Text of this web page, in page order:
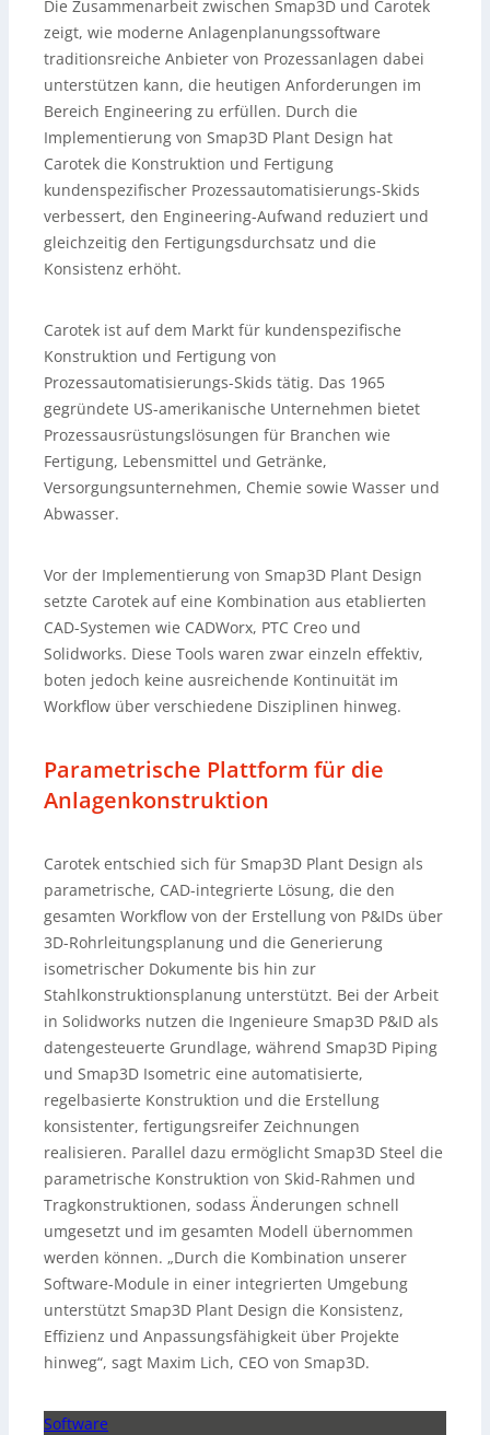
Die Zusammenarbeit zwischen Smap3D und Carotek
zeigt, wie moderne Anlagenplanungssoftware
traditionsreiche Anbieter von Prozessanlagen dabei
unterstützen kann, die heutigen Anforderungen im
Bereich Engineering zu erfüllen. Durch die
Implementierung von Smap3D Plant Design hat
Carotek die Konstruktion und Fertigung
kundenspezifischer Prozessautomatisierungs-Skids
verbessert, den Engineering-Aufwand reduziert und
gleichzeitig den Fertigungsdurchsatz und die
Konsistenz erhöht.
Carotek ist auf dem Markt für kundenspezifische
Konstruktion und Fertigung von
Prozessautomatisierungs-Skids tätig. Das 1965
gegründete US-amerikanische Unternehmen bietet
Prozessausrüstungslösungen für Branchen wie
Fertigung, Lebensmittel und Getränke,
Versorgungsunternehmen, Chemie sowie Wasser und
Abwasser.
Vor der Implementierung von Smap3D Plant Design
setzte Carotek auf eine Kombination aus etablierten
CAD-Systemen wie CADWorx, PTC Creo und
Solidworks. Diese Tools waren zwar einzeln effektiv,
boten jedoch keine ausreichende Kontinuität im
Workflow über verschiedene Disziplinen hinweg.
Parametrische Plattform für die
Anlagenkonstruktion
Carotek entschied sich für Smap3D Plant Design als
parametrische, CAD-integrierte Lösung, die den
gesamten Workflow von der Erstellung von P&IDs über
3D-Rohrleitungsplanung und die Generierung
isometrischer Dokumente bis hin zur
Stahlkonstruktionsplanung unterstützt. Bei der Arbeit
in Solidworks nutzen die Ingenieure Smap3D P&ID als
datengesteuerte Grundlage, während Smap3D Piping
und Smap3D Isometric eine automatisierte,
regelbasierte Konstruktion und die Erstellung
konsistenter, fertigungsreifer Zeichnungen
realisieren. Parallel dazu ermöglicht Smap3D Steel die
parametrische Konstruktion von Skid-Rahmen und
Tragkonstruktionen, sodass Änderungen schnell
umgesetzt und im gesamten Modell übernommen
werden können. „Durch die Kombination unserer
Software-Module in einer integrierten Umgebung
unterstützt Smap3D Plant Design die Konsistenz,
Effizienz und Anpassungsfähigkeit über Projekte
hinweg“, sagt Maxim Lich, CEO von Smap3D.
Software